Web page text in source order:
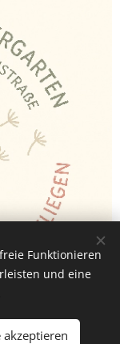
Funktionieren
und eine
akzeptieren